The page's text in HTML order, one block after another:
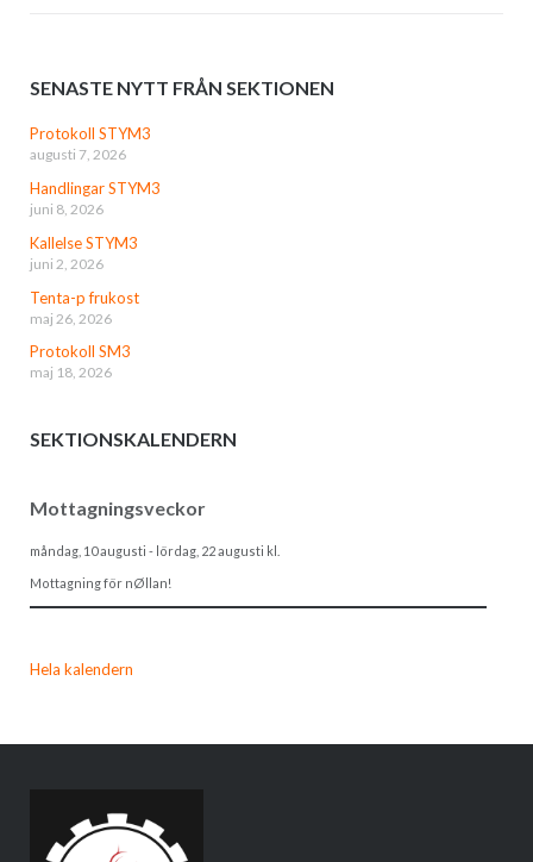
SENASTE NYTT FRÅN SEKTIONEN
Protokoll STYM3
augusti 7, 2026
Handlingar STYM3
juni 8, 2026
Kallelse STYM3
juni 2, 2026
Tenta-p frukost
maj 26, 2026
Protokoll SM3
maj 18, 2026
SEKTIONSKALENDERN
Mottagningsveckor
måndag, 10 augusti - lördag, 22 augusti kl.
Mottagning för nØllan!
Hela kalendern